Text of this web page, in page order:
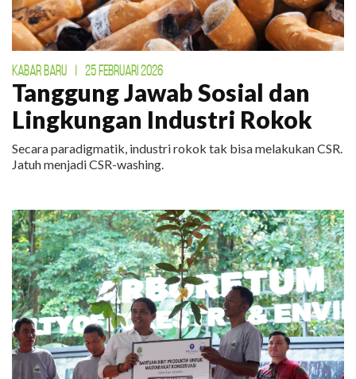
KABAR BARU | 25 FEBRUARI 2026
Tanggung Jawab Sosial dan
Lingkungan Industri Rokok
Secara paradigmatik, industri rokok tak bisa melakukan CSR.
Jatuh menjadi CSR-washing.